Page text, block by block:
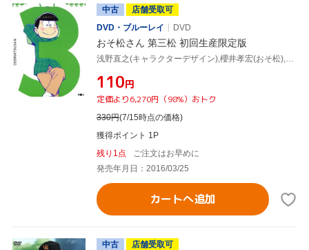
中古
店舗受取可
DVD・ブルーレイ
DVD
おそ松さん 第三松 初回生産限定版
浅野直之(キャラクターデザイン),櫻井孝宏(おそ松),中村悠一(カラ松),神谷浩史(チョロ松),橋本由香利(音楽)
¥110円
定価より6,270円（98%）おトク
330円(7/15時点の価格)
獲得ポイント 1P
残り1点
ご注文はお早めに
発売年月日：2016/03/25
カートへ追加
中古
店舗受取可